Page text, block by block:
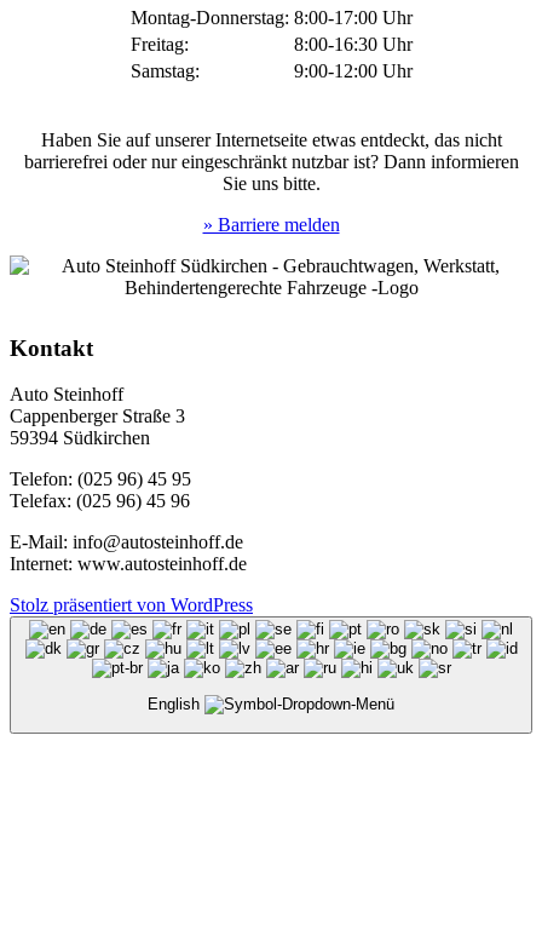
Montag-Donnerstag: 8:00-17:00 Uhr
Freitag:
8:00-16:30 Uhr
Samstag:
9:00-12:00 Uhr
Haben Sie auf unserer Internetseite etwas entdeckt, das nicht
barrierefrei oder nur eingeschränkt nutzbar ist? Dann informieren
Sie uns bitte.
» Barriere melden
Kontakt
Auto Steinhoff
Cappenberger Straße 3
59394 Südkirchen
Telefon: (025 96) 45 95
Telefax: (025 96) 45 96
E-Mail: info@autosteinhoff.de
Internet: www.autosteinhoff.de
Stolz präsentiert von WordPress
English